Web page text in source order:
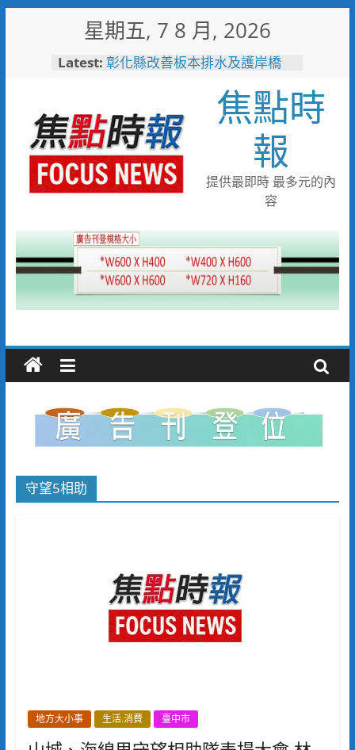
星期五, 7 8 月, 2026
Latest: 彰化縣改善板本排水及護岸橋
小米之家進駐高雄義享時尚廣
場 父親節開幕祭三重超狂優惠
少子化時代的地方解方！彰化市
未婚聯誼6年促成10對佳偶
彰化縣長參選人魏平政率議員團
隊攜手造勢 盼翻轉彰化打造新
局
敲敲門讓愛傳進門 彰化縣獨居
焦點時
報
提供最即時 最多元的內
容
守望5相助
地方大小事 生活.消費 臺中市